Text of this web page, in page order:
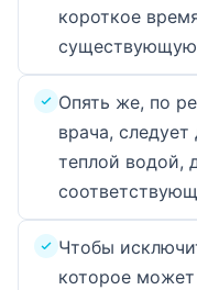
короткое
существующую
Опять же, по
врача,
теплой водой,
Чтобы
которое может